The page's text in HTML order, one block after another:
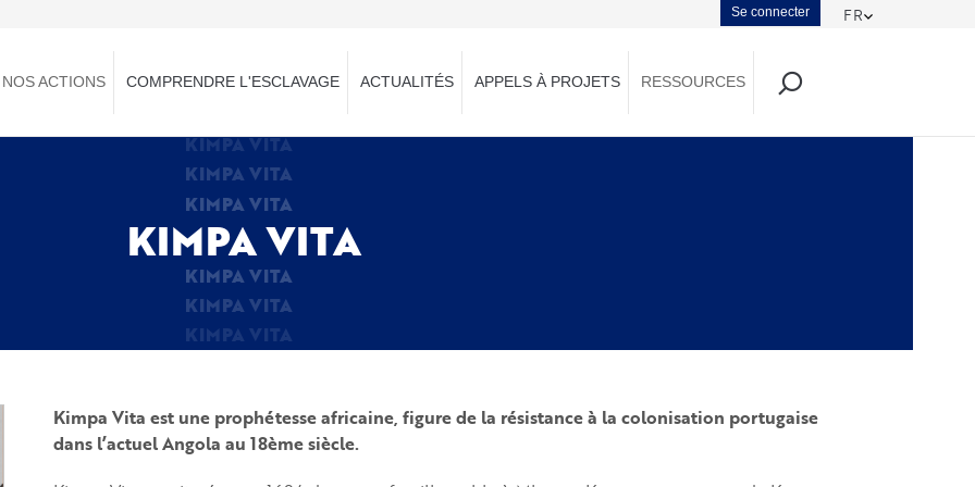
FR
Menu
du
compte
Se connecter
NOS ACTIONS COMPRENDRE L'ESCLAVAGE ACTUALITÉS APPELS À PROJETS RESSOURCES
KIMPA VITA
KIMPA VITA
KIMPA VITA
KIMPA VITA
KIMPA VITA
KIMPA VITA
KIMPA VITA
Kimpa Vita est une prophétesse africaine, figure de la résistance à la colonisation portugaise
dans l’actuel Angola au 18ème siècle.